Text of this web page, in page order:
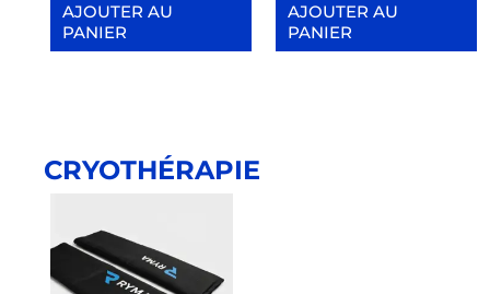
AJOUTER AU
PANIER
AJOUTER AU
PANIER
CRYOTHÉRAPIE
produit
a